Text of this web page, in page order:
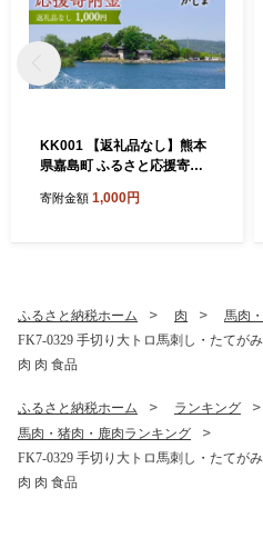
KK001 【返礼品なし】熊本
県嘉島町 ふるさと応援寄附
寄附金額 1,000円
ふるさと納税ホーム 肉
馬肉
FK7-0329 手切り大トロ馬刺し・たてが
肉 肉 食品
ふるさと納税ホーム ランキング
馬肉・猪肉・鹿肉ランキング
FK7-0329 手切り大トロ馬刺し・たてが
肉 肉 食品